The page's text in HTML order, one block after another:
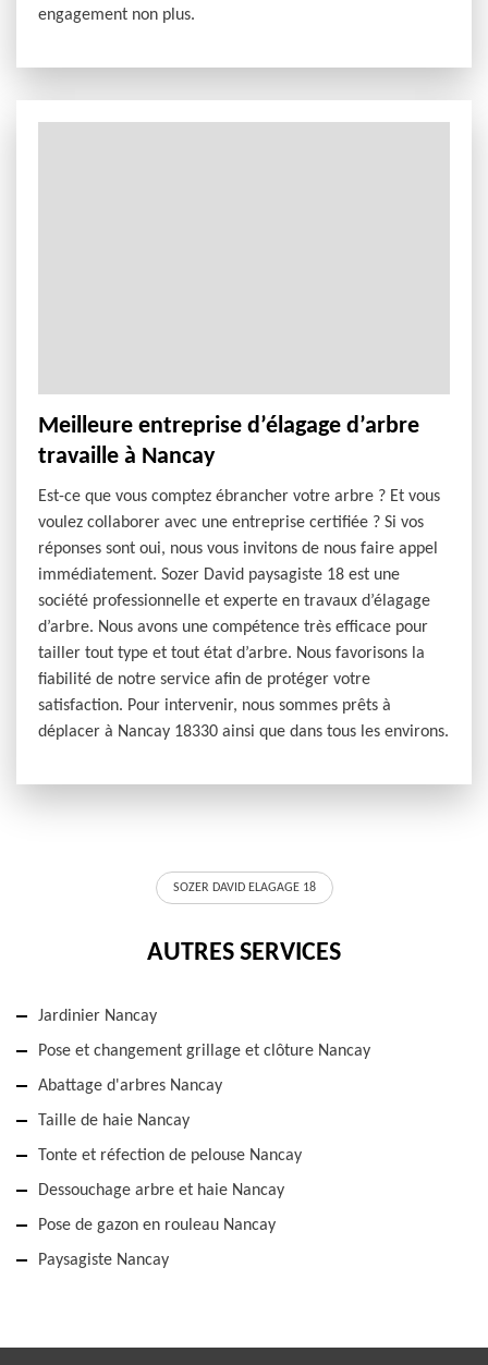
engagement non plus.
Meilleure entreprise d’élagage d’arbre
travaille à Nancay
Est-ce que vous comptez ébrancher votre arbre ? Et vous
voulez collaborer avec une entreprise certifiée ? Si vos
réponses sont oui, nous vous invitons de nous faire appel
immédiatement. Sozer David paysagiste 18 est une
société professionnelle et experte en travaux d’élagage
d’arbre. Nous avons une compétence très efficace pour
tailler tout type et tout état d’arbre. Nous favorisons la
fiabilité de notre service afin de protéger votre
satisfaction. Pour intervenir, nous sommes prêts à
déplacer à Nancay 18330 ainsi que dans tous les environs.
SOZER DAVID ELAGAGE 18
AUTRES SERVICES
Jardinier Nancay
Pose et changement grillage et clôture Nancay
Abattage d'arbres Nancay
Taille de haie Nancay
Tonte et réfection de pelouse Nancay
Dessouchage arbre et haie Nancay
Pose de gazon en rouleau Nancay
Paysagiste Nancay